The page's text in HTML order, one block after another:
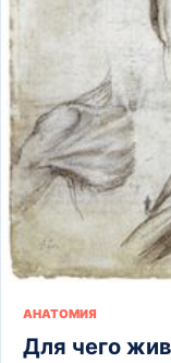
АНАТОМИЯ
Для чего